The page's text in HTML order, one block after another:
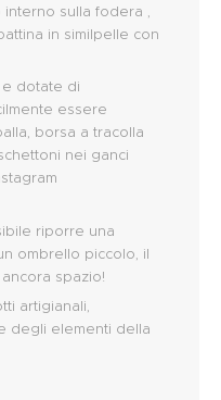
sulla fodera ,
in similpelle con
dotate di
essere
borsa a tracolla
nei ganci
riporre una
ombrello piccolo, il
spazio!
artigianali,
degli elementi della